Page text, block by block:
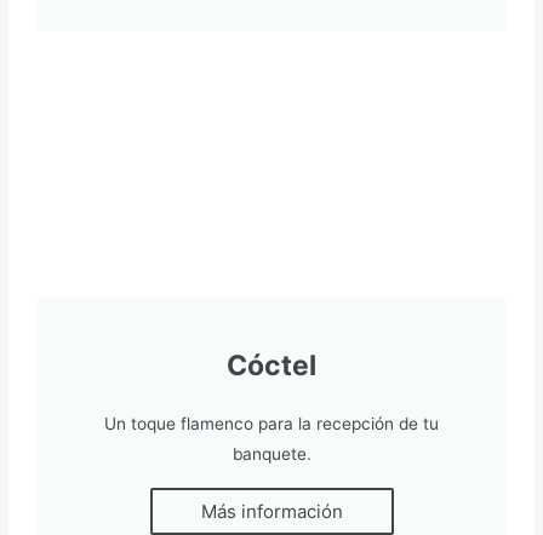
Cóctel
Un toque flamenco para la recepción de tu
banquete.
Más información